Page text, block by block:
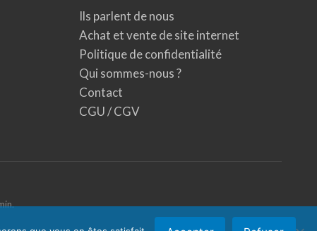
Ils parlent de nous
Achat et vente de site internet
Politique de confidentialité
Qui sommes-nous ?
Contact
CGU / CGV